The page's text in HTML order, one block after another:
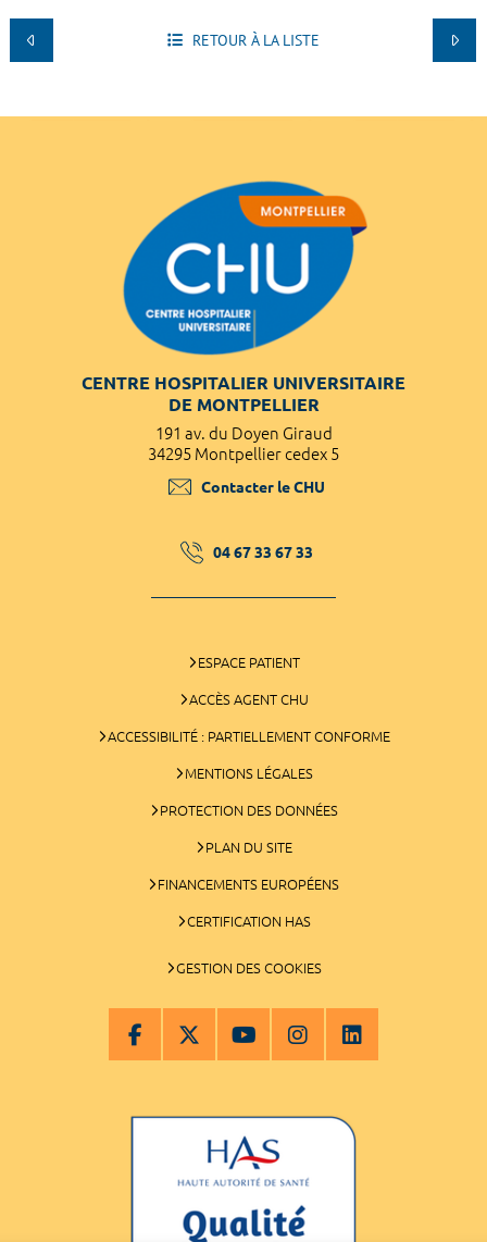
RETOUR À LA LISTE
CENTRE HOSPITALIER UNIVERSITAIRE
DE MONTPELLIER
191 av. du Doyen Giraud
34295 Montpellier cedex 5
Contacter le CHU
04 67 33 67 33
ESPACE PATIENT
ACCÈS AGENT CHU
ACCESSIBILITÉ : PARTIELLEMENT CONFORME
MENTIONS LÉGALES
PROTECTION DES DONNÉES
PLAN DU SITE
FINANCEMENTS EUROPÉENS
CERTIFICATION HAS
GESTION DES COOKIES